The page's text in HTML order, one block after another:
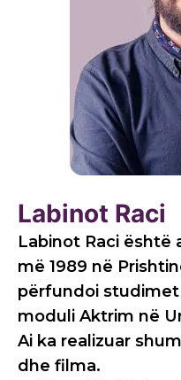
Labinot Raci
Labinot Raci është
më 1989 në
përfundoi
moduli Aktrim në
Ai ka realizuar
dhe filma.